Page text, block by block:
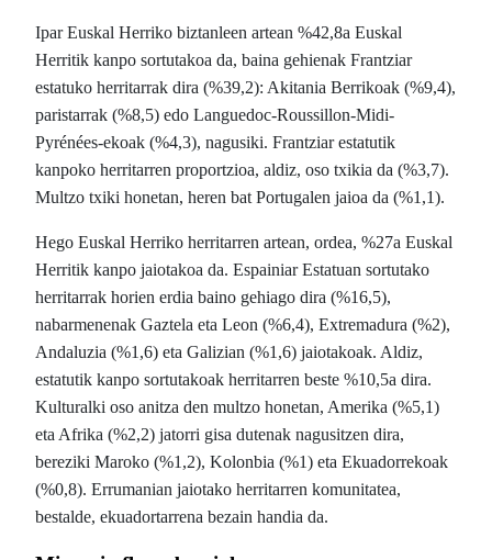
Ipar Euskal Herriko biztanleen artean %42,8a Euskal
Herritik kanpo sortutakoa da, baina gehienak Frantziar
estatuko herritarrak dira (%39,2): Akitania Berrikoak (%9,4),
paristarrak (%8,5) edo Languedoc-Roussillon-Midi-
Pyrénées-ekoak (%4,3), nagusiki. Frantziar estatutik
kanpoko herritarren proportzioa, aldiz, oso txikia da (%3,7).
Multzo txiki honetan, heren bat Portugalen jaioa da (%1,1).
Hego Euskal Herriko herritarren artean, ordea, %27a Euskal
Herritik kanpo jaiotakoa da. Espainiar Estatuan sortutako
herritarrak horien erdia baino gehiago dira (%16,5),
nabarmenenak Gaztela eta Leon (%6,4), Extremadura (%2),
Andaluzia (%1,6) eta Galizian (%1,6) jaiotakoak. Aldiz,
estatutik kanpo sortutakoak herritarren beste %10,5a dira.
Kulturalki oso anitza den multzo honetan, Amerika (%5,1)
eta Afrika (%2,2) jatorri gisa dutenak nagusitzen dira,
bereziki Maroko (%1,2), Kolonbia (%1) eta Ekuadorrekoak
(%0,8). Errumanian jaiotako herritarren komunitatea,
bestalde, ekuadortarrena bezain handia da.